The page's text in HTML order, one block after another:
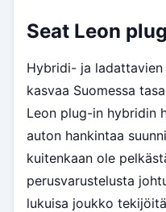
Seat Leon
Hybridi- ja
kasvaa Suomessa
Leon plug-in hybridin
auton hankintaa
kuitenkaan ole
perusvarustelusta
lukuisa joukko